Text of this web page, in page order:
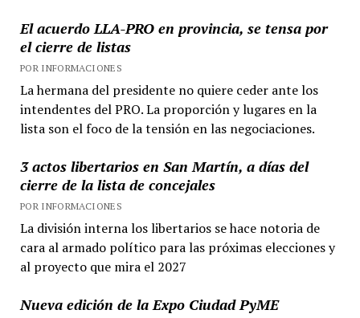
El acuerdo LLA-PRO en provincia, se tensa por
el cierre de listas
POR INFORMACIONES
La hermana del presidente no quiere ceder ante los
intendentes del PRO. La proporción y lugares en la
lista son el foco de la tensión en las negociaciones.
3 actos libertarios en San Martín, a días del
cierre de la lista de concejales
POR INFORMACIONES
La división interna los libertarios se hace notoria de
cara al armado político para las próximas elecciones y
al proyecto que mira el 2027
Nueva edición de la Expo Ciudad PyME